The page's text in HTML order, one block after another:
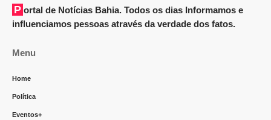
Portal de Notícias Bahia. Todos os dias Informamos e
influenciamos pessoas através da verdade dos fatos.
Menu
Home
Política
Eventos+